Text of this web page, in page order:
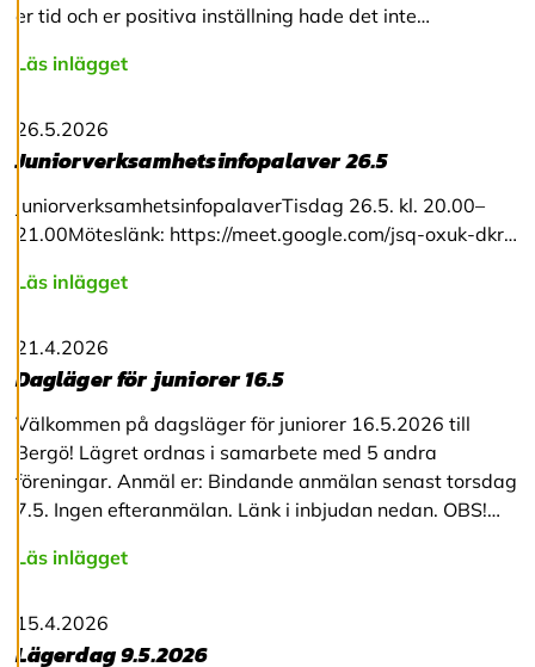
v
s
a
a
l
a
c
e
p
t
e
r
a
a
l
a
o
k
er tid och er positiva inställning hade det inte…
Läs inlägget
26.5.2026
Juniorverksamhetsinfopalaver 26.5
JuniorverksamhetsinfopalaverTisdag 26.5. kl. 20.00–
21.00Möteslänk: https://meet.google.com/jsq-oxuk-dkr…
Läs inlägget
21.4.2026
Dagläger för juniorer 16.5
Välkommen på dagsläger för juniorer 16.5.2026 till
Bergö! Lägret ordnas i samarbete med 5 andra
föreningar. Anmäl er: Bindande anmälan senast torsdag
7.5. Ingen efteranmälan. Länk i inbjudan nedan. OBS!…
Läs inlägget
15.4.2026
Lägerdag 9.5.2026